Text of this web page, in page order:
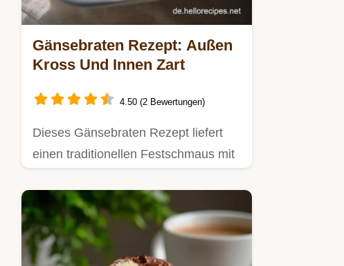
Gänsebraten Rezept: Außen
Kross Und Innen Zart
4.50 (2 Bewertungen)
Dieses Gänsebraten Rezept liefert
einen traditionellen Festschmaus mit